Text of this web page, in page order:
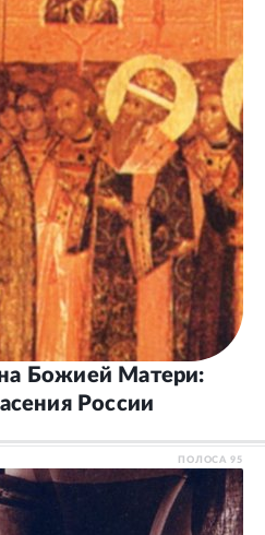
Божией Матери:
России
ПОЛОСА95